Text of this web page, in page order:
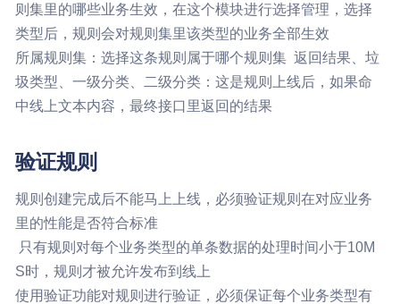
则集里的哪些业务生效，在这个模块进行选择管理，选择
类型后，规则会对规则集里该类型的业务全部生效
所属规则集：选择这条规则属于哪个规则集 返回结果、垃
圾类型、一级分类、二级分类：这是规则上线后，如果命
中线上文本内容，最终接口里返回的结果
验证规则
规则创建完成后不能马上上线，必须验证规则在对应业务
里的性能是否符合标准
只有规则对每个业务类型的单条数据的处理时间小于10M
S时，规则才被允许发布到线上
使用验证功能对规则进行验证，必须保证每个业务类型有